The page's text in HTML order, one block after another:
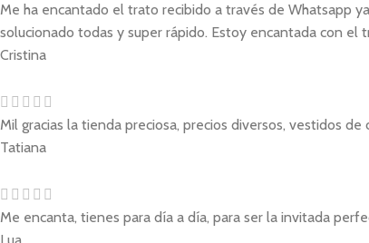
Me ha encantado el trato recibido a través de Whatsapp
solucionado todas y super rápido. Estoy encantada con
Cristina
Mil gracias la tienda preciosa, precios diversos, vestidos
Tatiana
Me encanta, tienes para día a día, para ser la invitada
Lua